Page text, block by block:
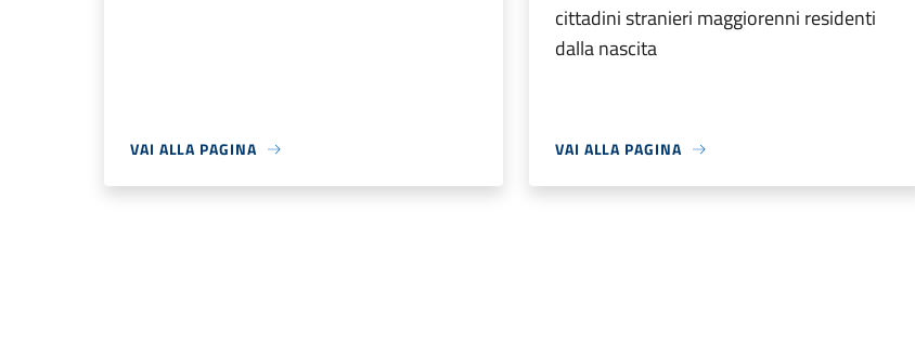
VAI ALLA PAGINA
cittadini stranieri maggiorenni residenti
dalla nascita
VAI ALLA PAGINA